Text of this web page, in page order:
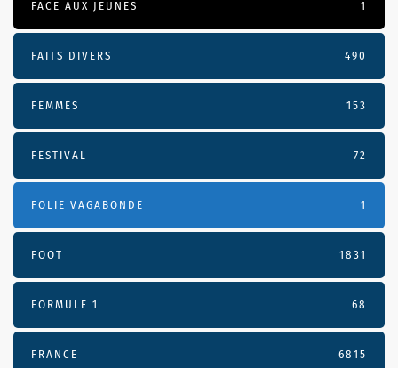
FACE AUX JEUNES 1
FAITS DIVERS 490
FEMMES 153
FESTIVAL 72
FOLIE VAGABONDE 1
FOOT 1831
FORMULE 1 68
FRANCE 6815